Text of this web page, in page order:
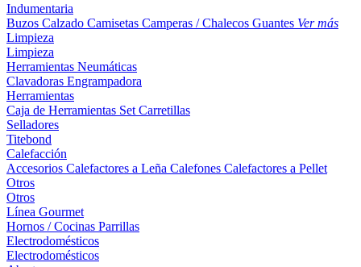
Indumentaria
Buzos Calzado Camisetas Camperas / Chalecos Guantes Ver más
Limpieza
Limpieza
Herramientas Neumáticas
Clavadoras Engrampadora
Herramientas
Caja de Herramientas Set Carretillas
Selladores
Titebond
Calefacción
Accesorios Calefactores a Leña Calefones Calefactores a Pellet
Otros
Otros
Línea Gourmet
Hornos / Cocinas Parrillas
Electrodomésticos
Electrodomésticos